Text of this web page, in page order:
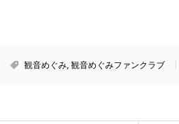
観音めぐみ,観音めぐみファンクラブ